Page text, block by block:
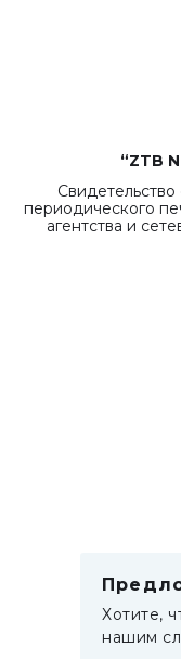
“ZTB
периодического
агентства и
Хотите,
нашим